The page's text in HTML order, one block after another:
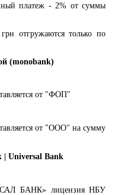
платеж - 2% от суммы
отгружаются только по
(monobank)
от "ФОП"
от "ООО" на сумму
Universal Bank
БАНК» лицензия НБУ